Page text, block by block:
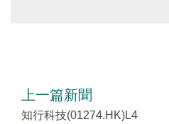
上一篇新聞
知行科技(01274.HK)L4